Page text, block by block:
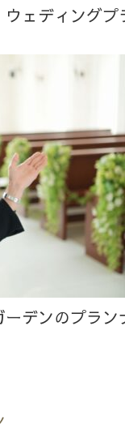
ェディング
デンのプラ